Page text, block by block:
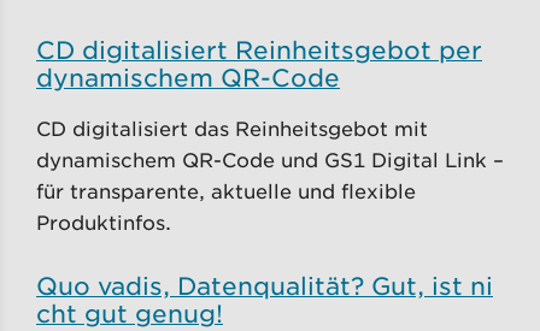
CD digitalisiert Reinheitsgebot per
dynamischem QR-Code
CD digitalisiert das Reinheitsgebot mit
dynamischem QR-Code und GS1 Digital Link –
für transparente, aktuelle und flexible
Produktinfos.
Quo vadis, Datenqualität? Gut, ist ni
cht gut genug!